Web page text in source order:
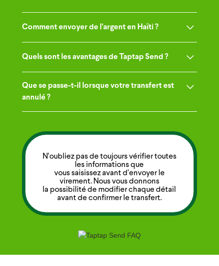
Comment envoyer de l’argent en Haïti ?
- Compte Unibank Dollars
- Compte Sogebank Dollars
- Compte Sogebank Gourdes
- Portefeuille mobile Moncash élargi
Quels sont les avantages de Taptap Send ?
minutes
- Pas cher : Taptap Send ne facture pas beaucoup
de frais sur votre transfert
transferts sont sécurisés
Que se passe-t-il lorsque votre transfert est
annulé ?
l'argent soit de nouveau disponible sur votre
compte.
N'oubliez pas de toujours vérifier toutes
les informations que
vous saisissez avant d'envoyer le
virement. Nous vous donnons
la possibilité de modifier chaque détail
avant de confirmer le transfert.